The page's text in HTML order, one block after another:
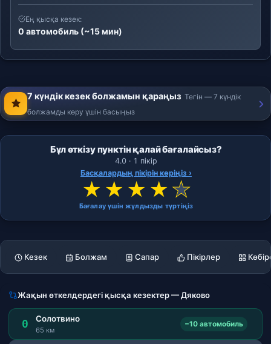
Кезек Болжам Сапар Пікірлер
Ең қысқа кезек:
0 автомобиль (~15 мин)
7 күндік кезек болжамын қараңыз Тегін — 7 күндік
болжамды көру үшін басыңыз
Бұл өткізу пунктін қалай бағалайсыз?
4.0 · 1 пікір
Басқалардың пікірін көріңіз ›
★ ★ ★ ★ ★
Бағалау үшін жұлдызды түртіңіз
Жақын өткелдердегі қысқа кезектер — Дяково
0 Солотвино
65 км
−10 автомобиль